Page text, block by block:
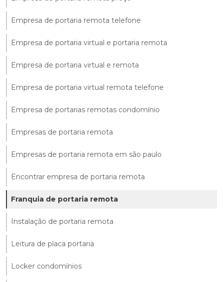
Empresa de portaria remota telefone
Empresa de portaria virtual e portaria remota
Empresa de portaria virtual e remota
Empresa de portaria virtual remota telefone
Empresa de portarias remotas condomínio
Empresas de portaria remota
Empresas de portaria remota em são paulo
Encontrar empresa de portaria remota
Franquia de portaria remota
Instalação de portaria remota
Leitura de placa portaria
Locker condomínios